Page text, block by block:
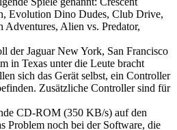
Evolution Dino Dudes, Club Drive,
Adventures, Alien vs. Predator,
der Jaguar New York, San Francisco
in Texas unter die Leute bracht
sich das Gerät selbst, ein Controller
Zusätzliche Controller sind für
CD-ROM (350 KB/s) auf den
Problem noch bei der Software, die